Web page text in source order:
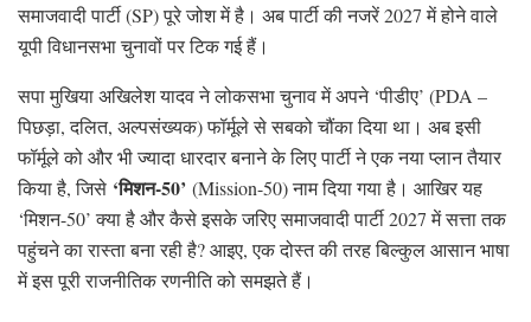
समाजवादी पार्टी (SP) पूरे जोश में है। अब पार्टी की नजरें 2027 में होने वाले
यूपी विधानसभा चुनावों पर टिक गई हैं।
सपा मुखिया अखिलेश यादव ने लोकसभा चुनाव में अपने ‘पीडीए’ (PDA –
पिछड़ा, दलित, अल्पसंख्यक) फॉर्मूले से सबको चौंका दिया था। अब इसी
फॉर्मूले को और भी ज्यादा धारदार बनाने के लिए पार्टी ने एक नया प्लान तैयार
किया है, जिसे ‘मिशन-50’ (Mission-50) नाम दिया गया है। आखिर यह
‘मिशन-50’ क्या है और कैसे इसके जरिए समाजवादी पार्टी 2027 में सत्ता तक
पहुंचने का रास्ता बना रही है? आइए, एक दोस्त की तरह बिल्कुल आसान भाषा
में इस पूरी राजनीतिक रणनीति को समझते हैं।